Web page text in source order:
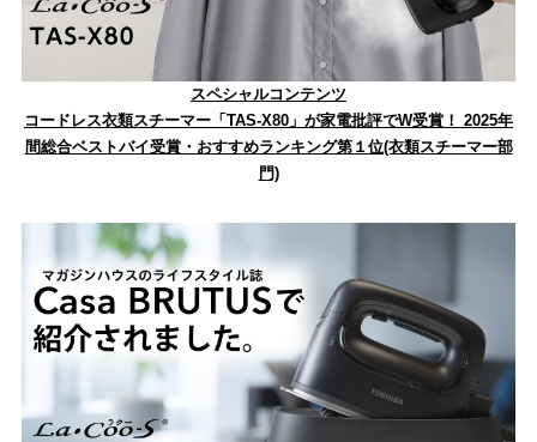
スペシャルコンテンツ
コードレス衣類スチーマー「TAS-X80」が家電批評でW受賞！ 2025年
間総合ベストバイ受賞・おすすめランキング第１位(衣類スチーマー部
門)